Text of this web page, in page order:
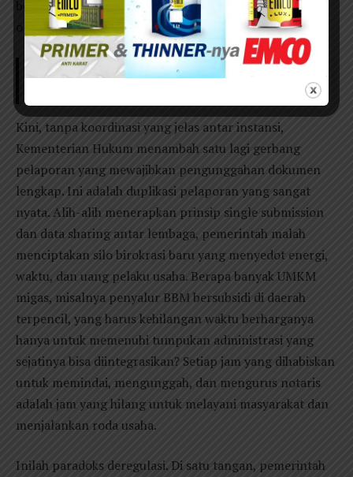
bersinggungan satu sama lain: data keuangan, data
operasional, dan data kepengurusan.
Baca Juga: Meraih Malam Lailatul Qadar
Kini, tanpa koordinasi yang jelas antar instansi,
Kementerian Hukum menambah satu lagi gerbang
pelaporan yang mewajibkan pengunggahan dokumen
lengkap. Ini adalah duplikasi pelaporan yang sangat
nyata. Alih-alih menerapkan prinsip single submission
dan data sharing antar lembaga, pemerintah malah
menciptakan silo birokrasi baru yang menyedot energi,
waktu, dan uang pelaku usaha. Berapa banyak UMKM
migas, misalnya penyalur BBM bersubsidi di daerah
terpencil, yang harus kehilangan waktu berharganya
hanya untuk memenuhi tumpukan administrasi yang
sejatinya bisa diintegrasikan? Setiap jam yang dihabiskan
untuk memindai, mengunggah, dan mengurus notaris
adalah jam yang hilang untuk melayani masyarakat dan
menjalankan roda usaha.
Inilah paradoks deregulasi. Di satu tangan, pemerintah